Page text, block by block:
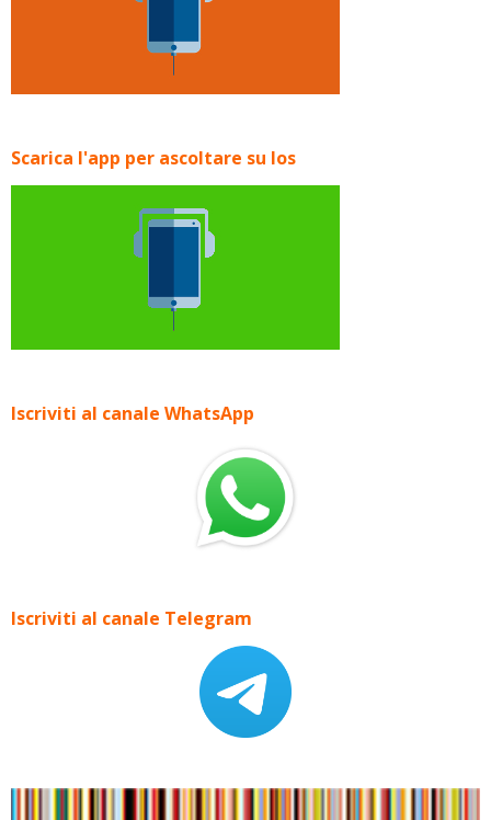
Scarica l'app per ascoltare su Ios
Iscriviti al canale WhatsApp
Iscriviti al canale Telegram